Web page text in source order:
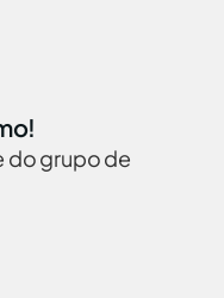
do grupo de